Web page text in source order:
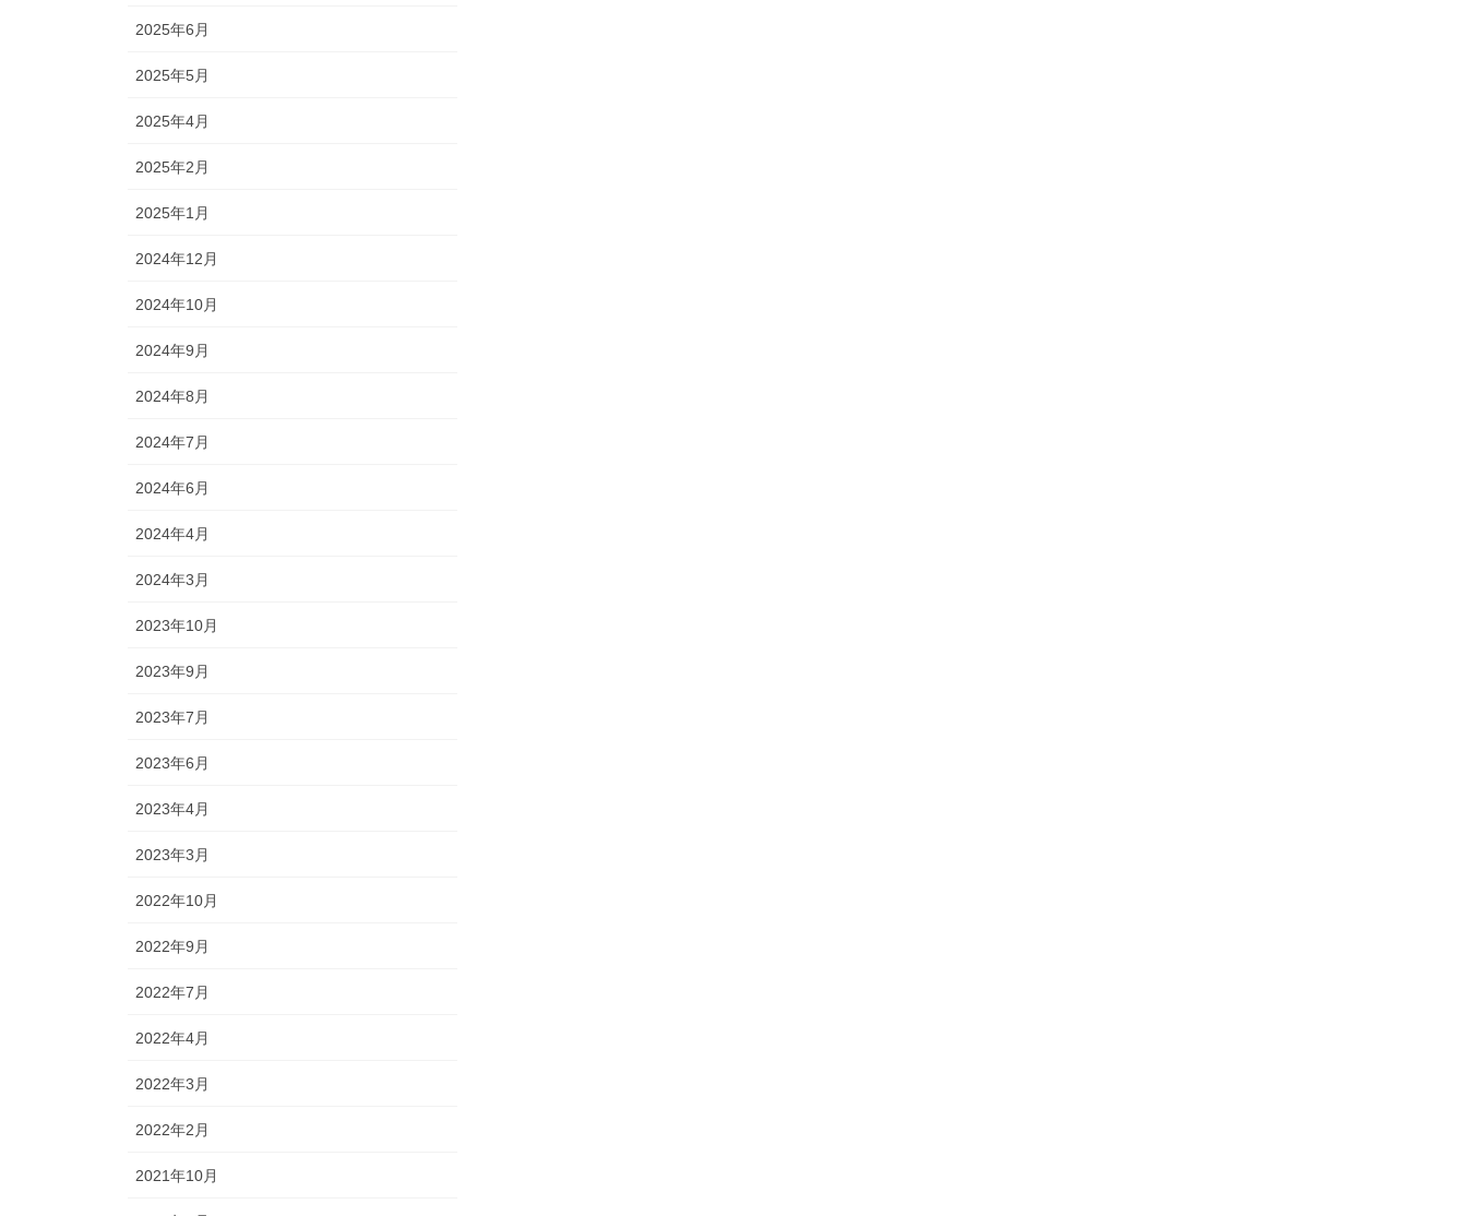
2025年6月
2025年5月
2025年4月
2025年2月
2025年1月
2024年12月
2024年10月
2024年9月
2024年8月
2024年7月
2024年6月
2024年4月
2024年3月
2023年10月
2023年9月
2023年7月
2023年6月
2023年4月
2023年3月
2022年10月
2022年9月
2022年7月
2022年4月
2022年3月
2022年2月
2021年10月